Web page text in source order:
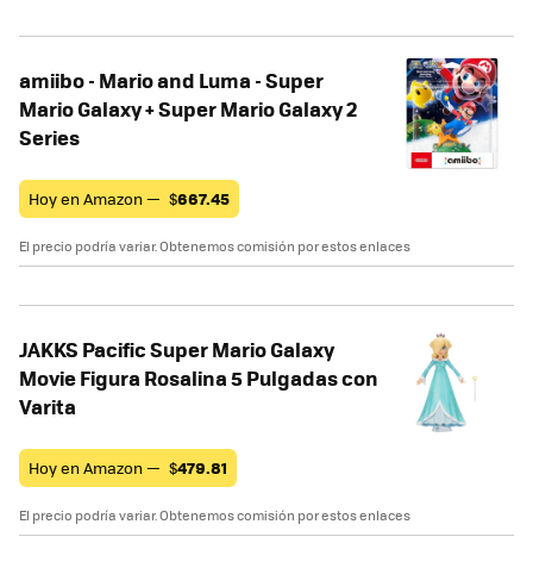
amiibo - Mario and Luma - Super
Mario Galaxy + Super Mario Galaxy 2
Series
Hoy en Amazon — $667.45
El precio podría variar. Obtenemos comisión por estos enlaces
JAKKS Pacific Super Mario Galaxy
Movie Figura Rosalina 5 Pulgadas con
Varita
Hoy en Amazon — $479.81
El precio podría variar. Obtenemos comisión por estos enlaces